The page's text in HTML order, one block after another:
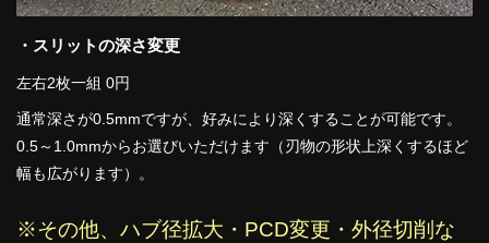
・スリットの深さ変更
左右2枚一組 0円
通常深さが0.5mmですが、好みにより深くすることが可能です。
0.5～1.0mmからお選びいただけます（刃物の形状上深くするほど
幅も広がります）。
※その他、ハブ径拡大・PCD変更・外径切削な